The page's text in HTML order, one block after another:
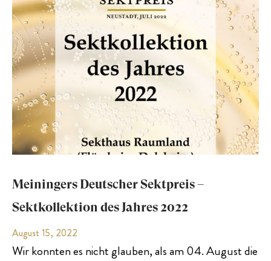
Meiningers Deutscher Sektpreis –
Sektkollektion des Jahres 2022
August 15, 2022
Wir konnten es nicht glauben, als am 04. August die